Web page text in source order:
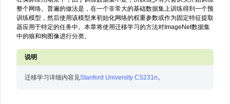
整个网络。普遍的做法是，在一个非常大的基础数据集上训练得到一个预
训练模型，然后使用该模型来初始化网络的权重参数或作为固定特征提取
器应用于特定的任务中。本章将使用迁移学习的方法对ImageNet数据集
中的狼和狗图像进行分类。
迁移学习详细内容见Stanford University CS231n。